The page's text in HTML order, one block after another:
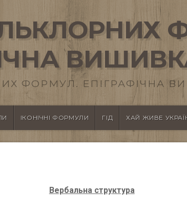
ФОРМУЛ. ЕПІГРАФІЧНА
ІКОНІЧНІ ФОРМУЛИ ГІД ХАЙ ЖИВЕ
Вербальна структура